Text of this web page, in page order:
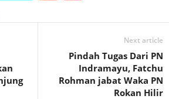
Next article
Pindah Tugas Dari PN
Indramayu, Fatchu
Rohman jabat Waka PN
Rokan Hilir